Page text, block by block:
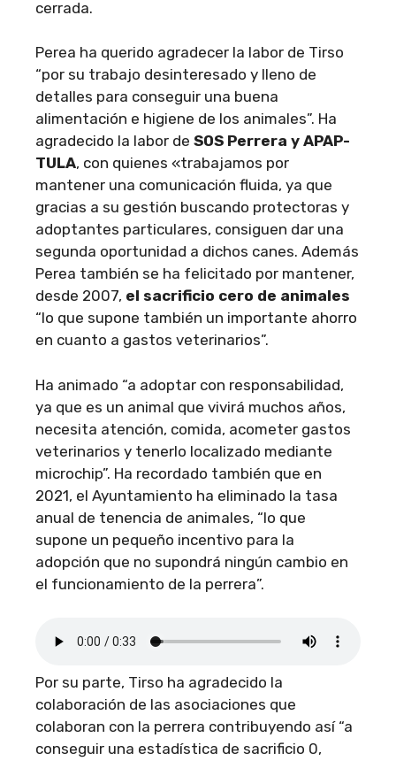
cerrada.
Perea ha querido agradecer la labor de Tirso
“por su trabajo desinteresado y lleno de
detalles para conseguir una buena
alimentación e higiene de los animales”. Ha
agradecido la labor de SOS Perrera y APAP-
TULA, con quienes «trabajamos por
mantener una comunicación fluida, ya que
gracias a su gestión buscando protectoras y
adoptantes particulares, consiguen dar una
segunda oportunidad a dichos canes. Además
Perea también se ha felicitado por mantener,
desde 2007, el sacrificio cero de animales
“lo que supone también un importante ahorro
en cuanto a gastos veterinarios”.
Ha animado “a adoptar con responsabilidad,
ya que es un animal que vivirá muchos años,
necesita atención, comida, acometer gastos
veterinarios y tenerlo localizado mediante
microchip”. Ha recordado también que en
2021, el Ayuntamiento ha eliminado la tasa
anual de tenencia de animales, “lo que
supone un pequeño incentivo para la
adopción que no supondrá ningún cambio en
el funcionamiento de la perrera”.
Por su parte, Tirso ha agradecido la
colaboración de las asociaciones que
colaboran con la perrera contribuyendo así “a
conseguir una estadística de sacrificio 0,